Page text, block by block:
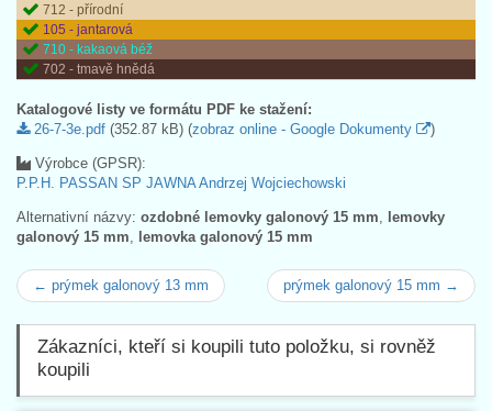
712 - přírodní
105 - jantarová
710 - kakaová béž
702 - tmavě hnědá
Katalogové listy ve formátu PDF ke stažení:
26-7-3e.pdf (352.87 kB) (zobraz online - Google Dokumenty )
Výrobce (GPSR):
P.P.H. PASSAN SP JAWNA Andrzej Wojciechowski
Alternativní názvy: ozdobné lemovky galonový 15 mm
lemovky
galonový 15 mm
lemovka galonový 15 mm
← prýmek galonový 13 mm prýmek galonový 15 mm →
Zákazníci, kteří si koupili tuto položku, si rovněž
koupili